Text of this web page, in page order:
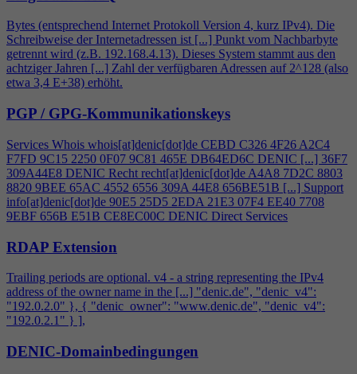
Bytes (entsprechend Internet Protokoll Version 4, kurz IPv4). Die
Schreibweise der Internetadressen ist [...] Punkt vom Nachbarbyte
getrennt wird (z.B. 192.168.4.13). Dieses System stammt aus den
achtziger Jahren [...] Zahl der verfügbaren Adressen auf 2^128 (also
etwa 3,4 E+38) erhöht.
PGP / GPG-Kommunikationskeys
Services Whois whois[at]denic[dot]de CEBD C326 4F26 A2C4
F7FD 9C15 2250 0F07 9C81 465E DB64ED6C DENIC [...] 36F7
309A44E8 DENIC Recht recht[at]denic[dot]de A4A8 7D2C 8803
8820 9BEE 65AC 4552 6556 309A 44E8 656BE51B [...] Support
info[at]denic[dot]de 90E5 25D5 2EDA 21E3 07F4 EE40 7708
9EBF 656B E51B CE8EC00C DENIC Direct Services
RDAP Extension
Trailing periods are optional. v4 - a string representing the IPv4
address of the owner name in the [...] "denic.de", "denic_v4":
"192.0.2.0" }, { "denic_owner": "www.denic.de", "denic_v4":
"192.0.2.1" } ],
DENIC-Domainbedingungen